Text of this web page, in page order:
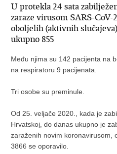
U protekla 24 sata
zaraze virusom SARS-
oboljelih (aktivnih
ukupno 855
Među njima su 142 pacijenta na
na respiratoru 9 pacijenata.
Tri osobe su preminule.
Od 25. veljače 2020., kada je
Hrvatskoj, do danas ukupno je
zaraženih novim koronavirusom,
3866 se oporavilo.